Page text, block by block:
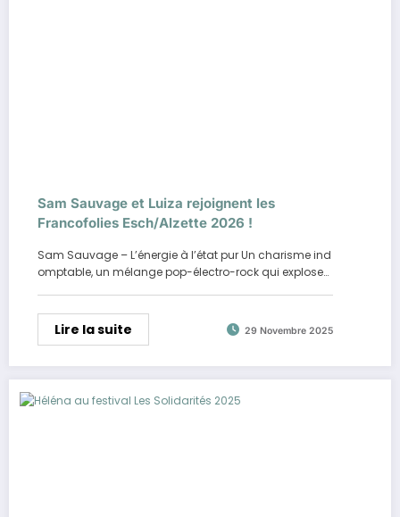
Sam Sauvage et Luiza rejoignent les
Francofolies Esch/Alzette 2026 !
Sam Sauvage – L’énergie à l’état pur Un charisme ind
omptable, un mélange pop-électro-rock qui explose…
Lire la suite 29 Novembre 2025